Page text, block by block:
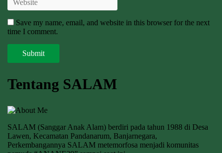
Save my name, email, and website in this browser for the next
time I comment.
Tentang SALAM
SALAM (Sanggar Anak Alam) berdiri pada tahun 1988 di Desa
Lawen, Kecamatan Pandanarum, Banjarnegara,
Perkembangannya SALAM metemorfosa menjadi komunitas